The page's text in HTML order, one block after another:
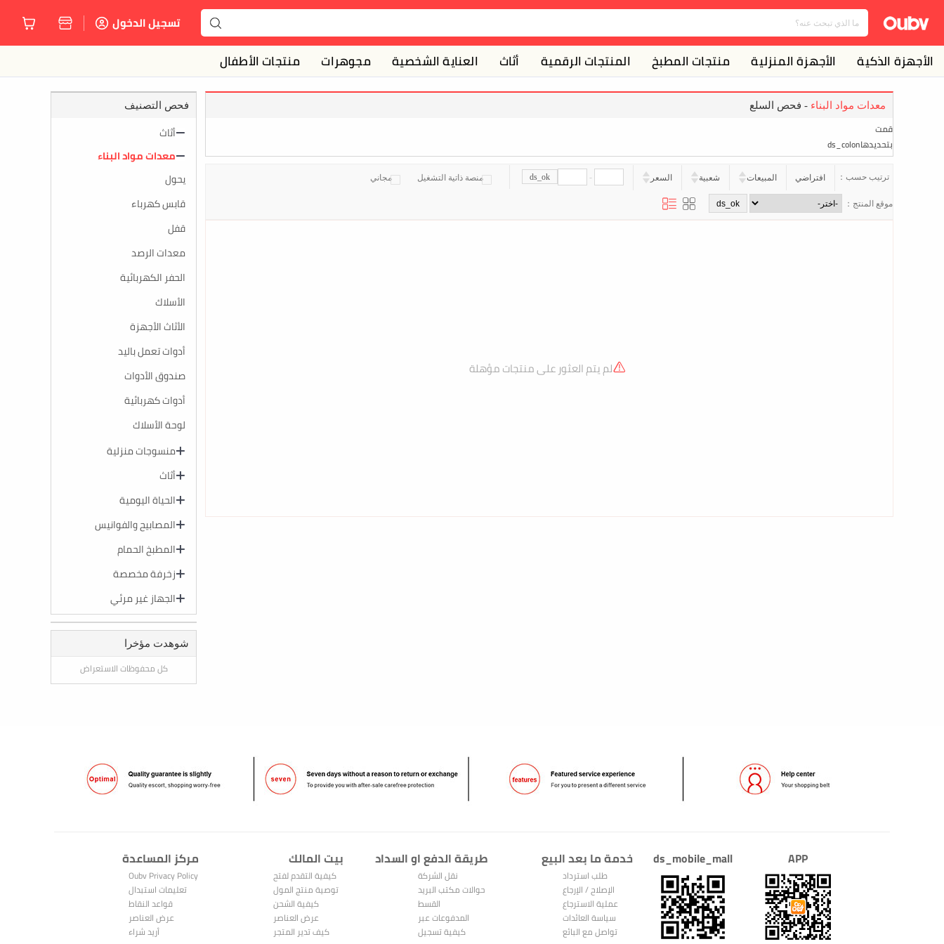
تسجيل الدخول
الأجهزة الذكية الأجهزة المنزلية منتجات المطبخ المنتجات الرقمية أثاث العناية الشخصية مجوهرات منتجات الأطفال
فحص التصنيف
أثاث
معدات مواد البناء
يحول
قابس كهرباء
قفل
معدات الرصد
الحفر الكهربائية
الأسلاك
الأثاث الأجهزة
أدوات تعمل باليد
صندوق الأدوات
أدوات كهربائية
لوحة الأسلاك
منسوجات منزلية
أثاث
الحياة اليومية
المصابيح والفوانيس
المطبخ الحمام
زخرفة مخصصة
الجهاز غير مرئي
شوهدت مؤخرا
كل محفوظات الاستعراض
معدات مواد البناء - فحص السلع
قمت
بتحديدهاds_colon
ترتيب حسب： افتراضي المبيعات شعبية السعر -
ds_ok منصة ذاتية التشغيل مجاني
موقع المنتج：
لم يتم العثور على منتجات مؤهلة
مركز المساعدة
Oubv Privacy Policy
تعليمات استبدال
النقاط
قواعد النقاط
عرض العناصر
المشتراة
أريد شراء
بيت المالك
كيفية التقدم لفتح
متجر
توصية منتج المول
كيفية الشحن
عرض العناصر
المباعة
كيف تدير المتجر
طريقة الدفع او السداد
نقل الشركة
حوالات مكتب البريد
القسط
المدفوعات عبر
الإنترنت
كيفية تسجيل
خدمة ما بعد البيع
طلب استرداد
الإصلاح / الإرجاع
عملية الاسترجاع
والاستبدال
سياسة العائدات
تواصل مع البائع
ds_mobile_mall APP